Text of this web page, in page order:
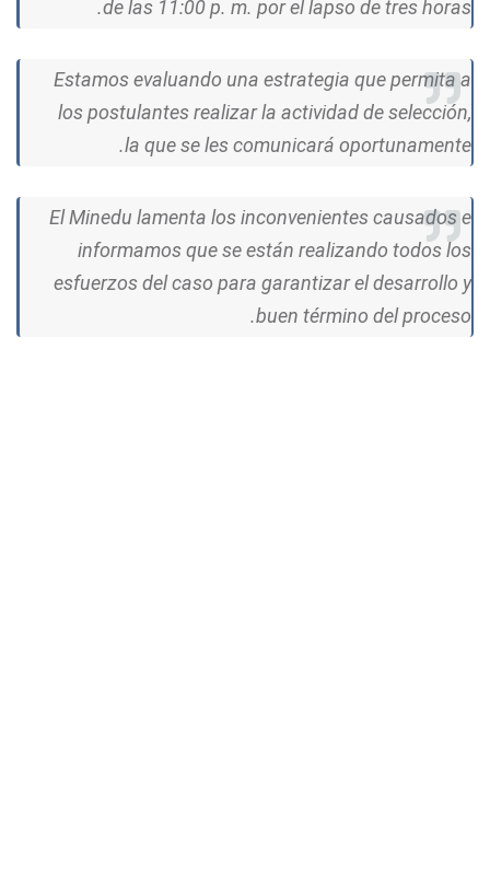
de las 11:00 p. m. por el lapso de tres horas.
Estamos evaluando una estrategia que permita a
los postulantes realizar la actividad de selección,
la que se les comunicará oportunamente.
El Minedu lamenta los inconvenientes causados e
informamos que se están realizando todos los
esfuerzos del caso para garantizar el desarrollo y
buen término del proceso.